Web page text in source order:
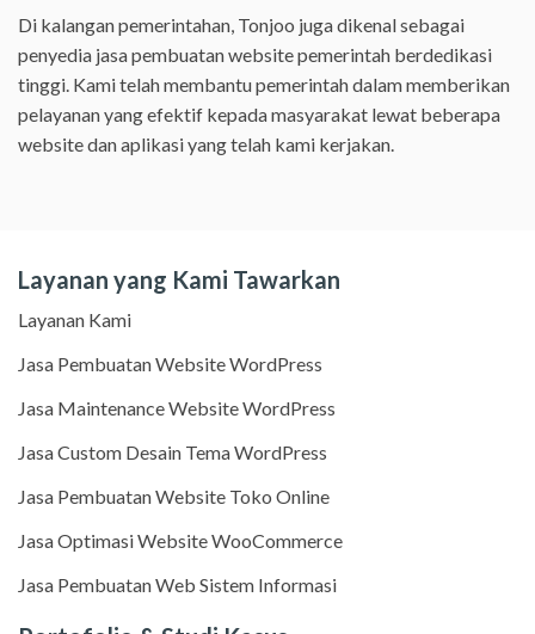
Di kalangan pemerintahan, Tonjoo juga dikenal sebagai
penyedia jasa pembuatan website pemerintah berdedikasi
tinggi. Kami telah membantu pemerintah dalam memberikan
pelayanan yang efektif kepada masyarakat lewat beberapa
website dan aplikasi yang telah kami kerjakan.
Layanan yang Kami Tawarkan
Layanan Kami
Jasa Pembuatan Website WordPress
Jasa Maintenance Website WordPress
Jasa Custom Desain Tema WordPress
Jasa Pembuatan Website Toko Online
Jasa Optimasi Website WooCommerce
Jasa Pembuatan Web Sistem Informasi